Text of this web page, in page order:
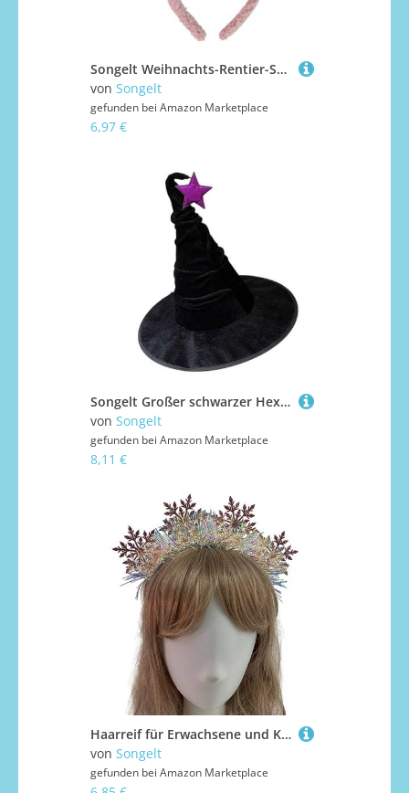
Songelt Weihnachts-Rentier-Stirnband mit Ohren, festliches Elch-Kostüm, Haarschmuck, Kopfschmuck, Dekoration für Kinder, Weihnachts-Rentier-Geweih, Stirnband
von Songelt
gefunden bei Amazon Marketplace
6,97 €
Songelt Großer schwarzer Hexenhut für Damen, Stern-Faltenmütze, Halloween, Cosplay, Kostüm, Zubehör für Frauen, Mädchen, Hexenhut
von Songelt
gefunden bei Amazon Marketplace
8,11 €
Haarreif für Erwachsene und Kinder, Lametta, Schneeflockenform, für Damen, Spa, Make-up, Weihnachten, Fotografieren, Karneval, Party, Kopfschmuck, Kinder, goldfarben, silberfarben, Weihnachten
von Songelt
gefunden bei Amazon Marketplace